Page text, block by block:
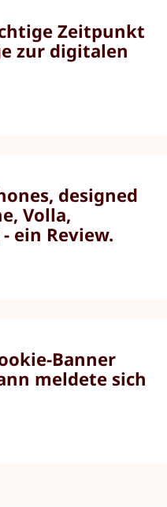
Zeitpunkt
zur digitalen
designed
Volla,
ein Review.
Banner
meldete sich